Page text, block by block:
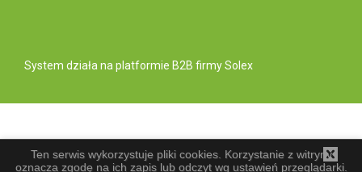
System działa na platformie B2B firmy Solex
Ten serwis wykorzystuje pliki cookies. Korzystanie z witryny
oznacza zgodę na ich zapis lub odczyt wg ustawień przeglądarki.